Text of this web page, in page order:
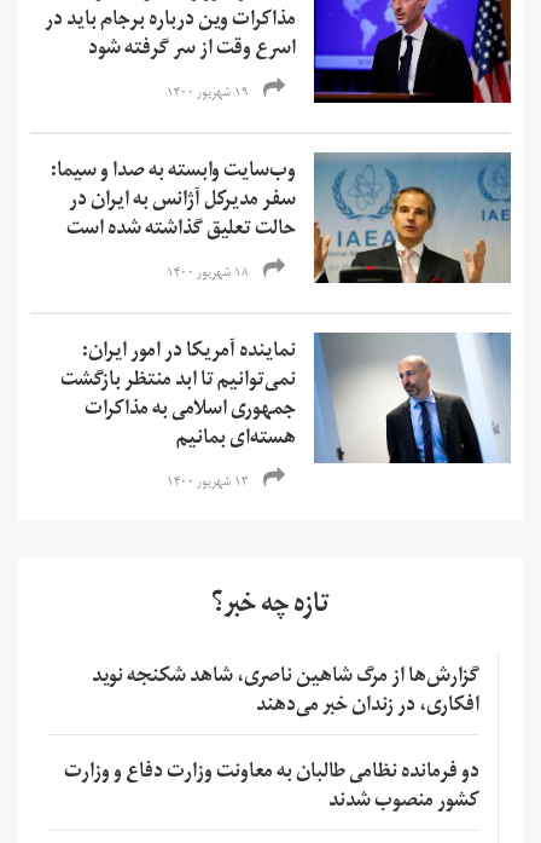
مذاکرات وین درباره برجام باید در
اسرع وقت از سر گرفته شود
۱۹ شهریور ۱۴۰۰
وب‌سایت وابسته به صدا و سیما:
سفر مدیرکل آژانس به ایران در
حالت تعلیق گذاشته شده است
۱۸ شهریور ۱۴۰۰
نماینده آمریکا در امور ایران:
نمی‌‌توانیم تا ابد منتظر بازگشت
جمهوری اسلامی به مذاکرات
هسته‌ای بمانیم
۱۳ شهریور ۱۴۰۰
تازه چه خبر؟
گزارش‌ها از مرگ شاهین ناصری، شاهد شکنجه نوید
افکاری، در زندان خبر می‌دهند
دو فرمانده نظامی طالبان به معاونت وزارت دفاع و وزارت
کشور منصوب شدند